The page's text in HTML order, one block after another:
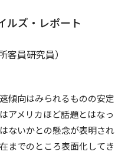
ルズ・レポート
員研究員）
傾向はみられるものの安定
アメリカほど話題とはなっ
ないかとの懸念が表明され
までのところ表面化してき